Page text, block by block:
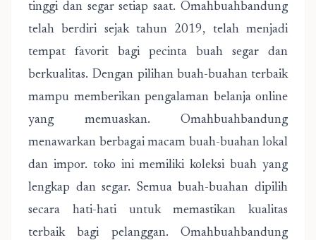
tinggi dan segar setiap saat. Omahbuahbandung
telah berdiri sejak tahun 2019, telah menjadi
tempat favorit bagi pecinta buah segar dan
berkualitas. Dengan pilihan buah-buahan terbaik
mampu memberikan pengalaman belanja online
yang memuaskan. Omahbuahbandung
menawarkan berbagai macam buah-buahan lokal
dan impor. toko ini memiliki koleksi buah yang
lengkap dan segar. Semua buah-buahan dipilih
secara hati-hati untuk memastikan kualitas
terbaik bagi pelanggan. Omahbuahbandung